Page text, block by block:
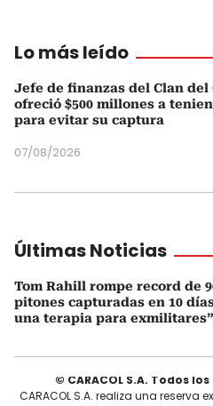
Lo más leído
Jefe de finanzas del Clan del
ofreció $500 millones a
para evitar su captura
07/08/2026
Últimas Noticias
Tom Rahill rompe record de
pitones capturadas en 10
una terapia para exmilitares”
© CARACOL S.A. Todos
CARACOL S.A. realiza una reserva